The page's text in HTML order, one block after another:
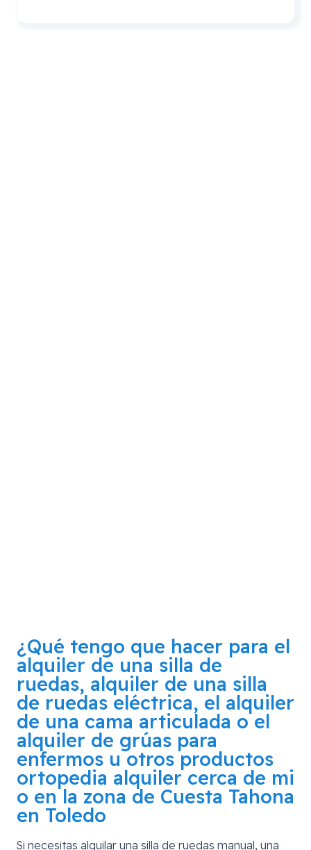
¿Qué tengo que hacer para el
alquiler de una silla de
ruedas, alquiler de una silla
de ruedas eléctrica, el alquiler
de una cama articulada o el
alquiler de grúas para
enfermos u otros productos
ortopedia alquiler cerca de mi
o en la zona de Cuesta Tahona
en Toledo
Si necesitas alquilar una silla de ruedas manual, una